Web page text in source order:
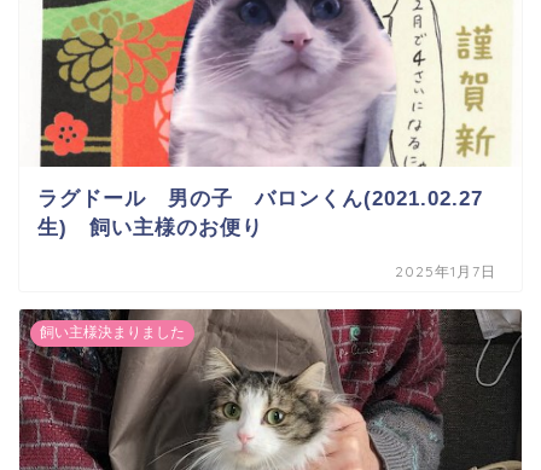
ラグドール 男の子 バロンくん(2021.02.27
生) 飼い主様のお便り
2025年1月7日
飼い主様決まりました